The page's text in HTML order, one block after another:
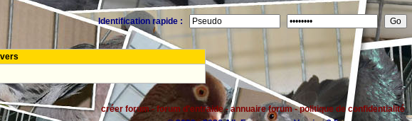
Identification rapide :
créer forum-forum d'entraide-annuaire forum-politique de confidentialité